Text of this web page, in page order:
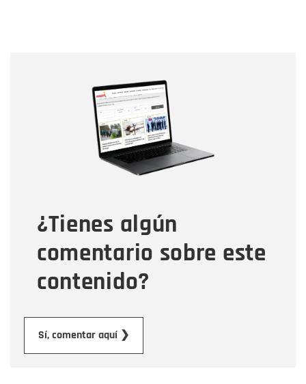
¿Tienes algún
comentario sobre este
contenido?
Sí, comentar aquí ❯
Correo electrónico
Tipo de comentario
Mensaje